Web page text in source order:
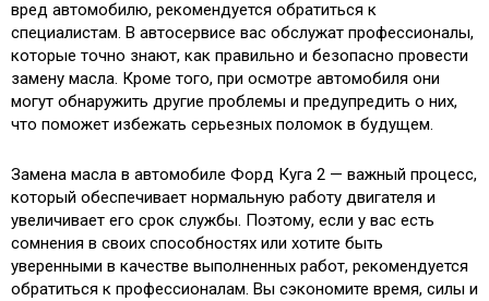
вред автомобилю, рекомендуется обратиться к
специалистам. В автосервисе вас обслужат профессионалы,
которые точно знают, как правильно и безопасно провести
замену масла. Кроме того, при осмотре автомобиля они
могут обнаружить другие проблемы и предупредить о них,
что поможет избежать серьезных поломок в будущем.
Замена масла в автомобиле Форд Куга 2 — важный процесс,
который обеспечивает нормальную работу двигателя и
увеличивает его срок службы. Поэтому, если у вас есть
сомнения в своих способностях или хотите быть
уверенными в качестве выполненных работ, рекомендуется
обратиться к профессионалам. Вы сэкономите время, силы и